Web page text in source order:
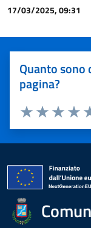
17/03/2025, 09:31
Quanto sono
pagina?
Valuta 3
Valuta 2
Valuta 1 stelle